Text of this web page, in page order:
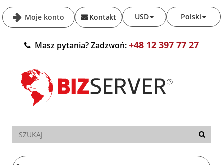
Moje konto Polski
USD
Kontakt
Masz pytania? Zadzwoń:+48 12 397 77 27